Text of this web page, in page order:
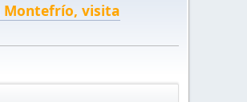
Montefrío, visita